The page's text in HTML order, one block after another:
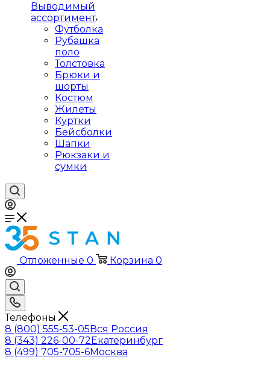
Выводимый
ассортимент
Футболка
Рубашка
поло
Толстовка
Брюки и
шорты
Костюм
Жилеты
Куртки
Бейсболки
Шапки
Рюкзаки и
сумки
Отложенные 0 Корзина 0
Телефоны
8 (800) 555-53-05Вся Россия
8 (343) 226-00-72Екатеринбург
8 (499) 705-705-6Москва